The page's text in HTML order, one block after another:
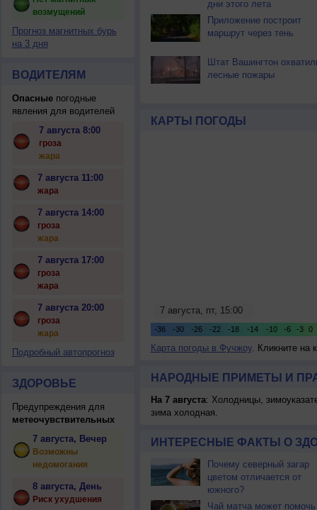
возмущений
Прогноз магнитных бурь
на 3 дня
ВОДИТЕЛЯМ
Опасныепогодные
явления для водителей
7 августа 8:00
гроза
жара
7 августа 11:00
жара
7 августа 14:00
гроза
жара
7 августа 17:00
гроза
жара
7 августа 20:00
гроза
жара
Подробный автопрогноз
ЗДОРОВЬЕ
Предупреждения для
метеочувствительных
7 августа, Вечер
Возможны
недомогания
8 августа, День
Риск ухудшения
дни этого лета
Приложение построит
маршрут через тень
Штат Вашингтон
лесные пожары
КАРТЫ ПОГОДЫ
Карта погоды в Фучжоу. Кликните на
НАРОДНЫЕ ПРИМЕТЫ И
На 7 августа: Холодницы,
зима холодная.
ИНТЕРЕСНЫЕ ФАКТЫ О
Почему северный загар
цветом отличается от
южного?
Чай матча может помочь